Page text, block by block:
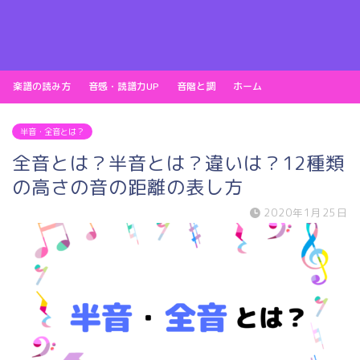
楽譜の読み方 音感・読譜力UP 音階と調 ホーム
半音・全音とは？
全音とは？半音とは？違いは？12種類
の高さの音の距離の表し方
2020年1月25日